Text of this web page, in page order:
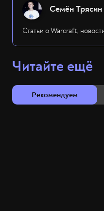
Семён Трясин
Статьи о Warcraft,
Читайте ещё
Рекомендуем